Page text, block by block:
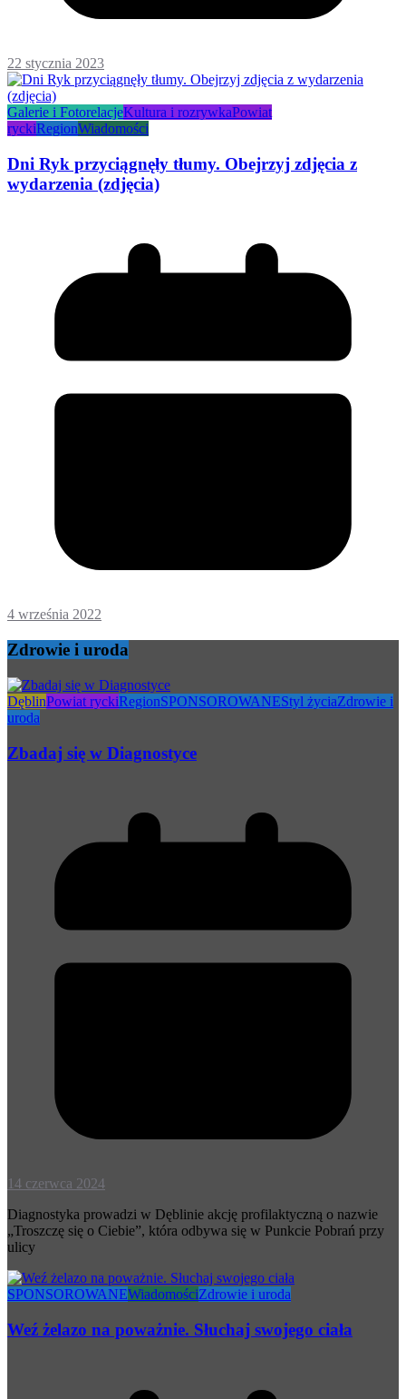
22 stycznia 2023
Galerie i FotorelacjeKultura i rozrywkaPowiat
ryckiRegionWiadomości
Dni Ryk przyciągnęły tłumy. Obejrzyj zdjęcia z
wydarzenia (zdjęcia)
4 września 2022
Zdrowie i uroda
DęblinPowiat ryckiRegionSPONSOROWANEStyl życiaZdrowie i
uroda
Zbadaj się w Diagnostyce
14 czerwca 2024
Diagnostyka prowadzi w Dęblinie akcję profilaktyczną o nazwie
„Troszczę się o Ciebie”, która odbywa się w Punkcie Pobrań przy
ulicy
SPONSOROWANEWiadomościZdrowie i uroda
Weź żelazo na poważnie. Słuchaj swojego ciała